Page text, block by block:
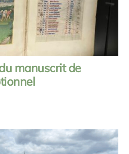
manuscrit de